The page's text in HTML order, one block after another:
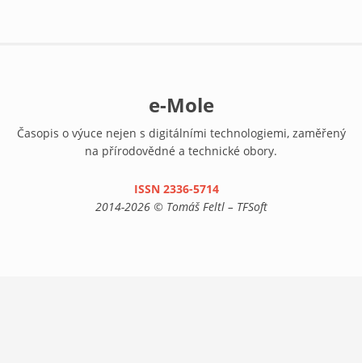
e-Mole
Časopis o výuce nejen s digitálními technologiemi, zaměřený
na přírodovědné a technické obory.
ISSN 2336-5714(link is external)
2014-2026 © Tomáš Feltl – TFSoft